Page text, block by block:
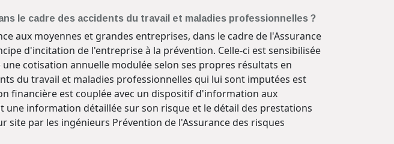
le cadre des accidents du travail et maladies professionnelles ?
aux moyennes et grandes entreprises, dans le cadre de l'Assurance
d'incitation de l'entreprise à la prévention. Celle-ci est sensibilisée
cotisation annuelle modulée selon ses propres résultats en
du travail et maladies professionnelles qui lui sont imputées est
financière est couplée avec un dispositif d'information aux
information détaillée sur son risque et le détail des prestations
par les ingénieurs Prévention de l'Assurance des risques